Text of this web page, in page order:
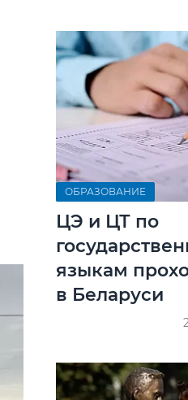
ОБРАЗОВАНИЕ
ЦЭ и ЦТ по
языкам
в Беларуси